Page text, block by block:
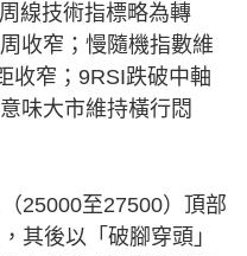
線技術指標略為轉
收窄；慢隨機指數維
收窄；9RSI跌破中軸
味大市維持橫行悶
至27500）頂部
其後以「破腳穿頭」